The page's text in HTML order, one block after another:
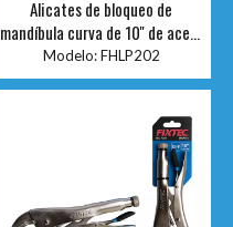
Alicates de bloqueo de
mandíbula curva de 10'' de acero
al carbono
Modelo: FHLP202